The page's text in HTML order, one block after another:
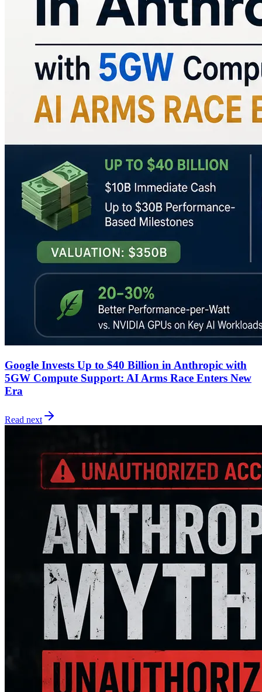
Google Invests Up to $40 Billion in Anthropic with
5GW Compute Support: AI Arms Race Enters New
Era
Read next